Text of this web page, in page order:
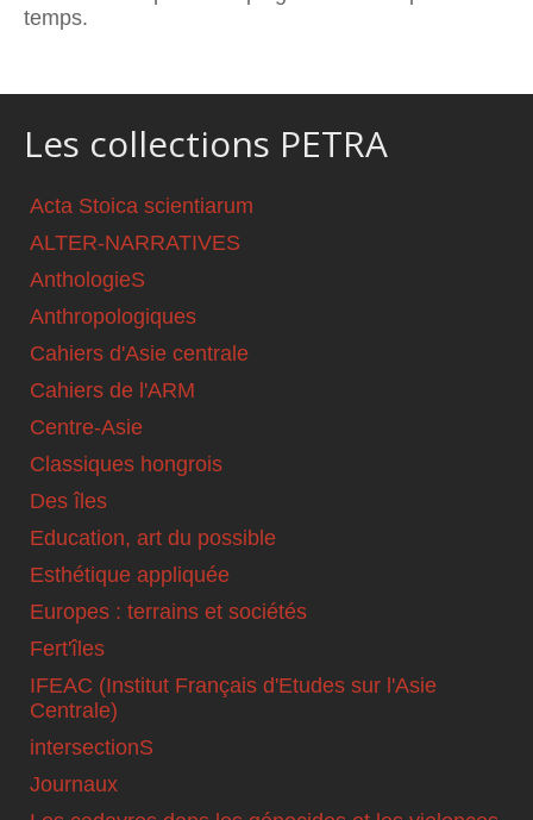
temps.
Les collections PETRA
Acta Stoica scientiarum
ALTER-NARRATIVES
AnthologieS
Anthropologiques
Cahiers d'Asie centrale
Cahiers de l'ARM
Centre-Asie
Classiques hongrois
Des îles
Education, art du possible
Esthétique appliquée
Europes : terrains et sociétés
Fert'îles
IFEAC (Institut Français d'Etudes sur l'Asie
Centrale)
intersectionS
Journaux